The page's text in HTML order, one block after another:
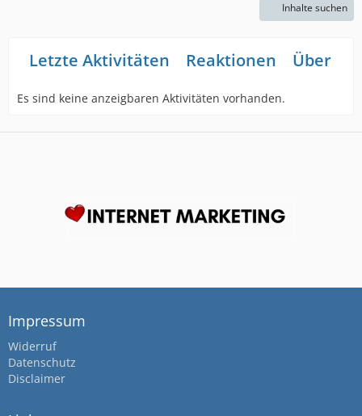
Inhalte suchen
Letzte Aktivitäten Reaktionen Über
Es sind keine anzeigbaren Aktivitäten vorhanden.
Impressum
Widerruf
Datenschutz
Disclaimer